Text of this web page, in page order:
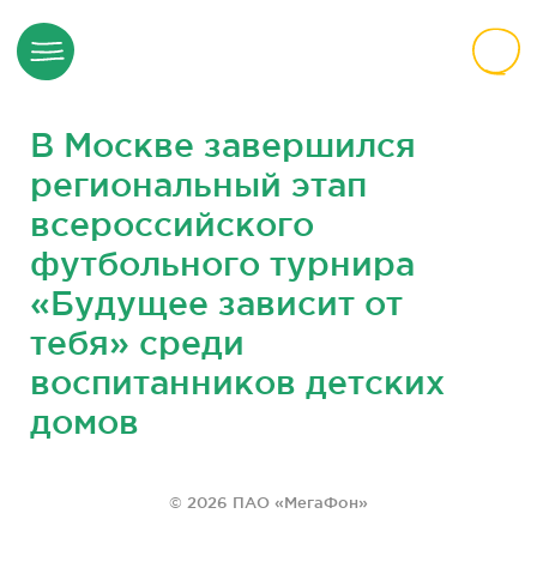
В Москве завершился
региональный этап
всероссийского
футбольного турнира
«Будущее зависит от
тебя» среди
воспитанников детских
домов
© 2026 ПАО «МегаФон»